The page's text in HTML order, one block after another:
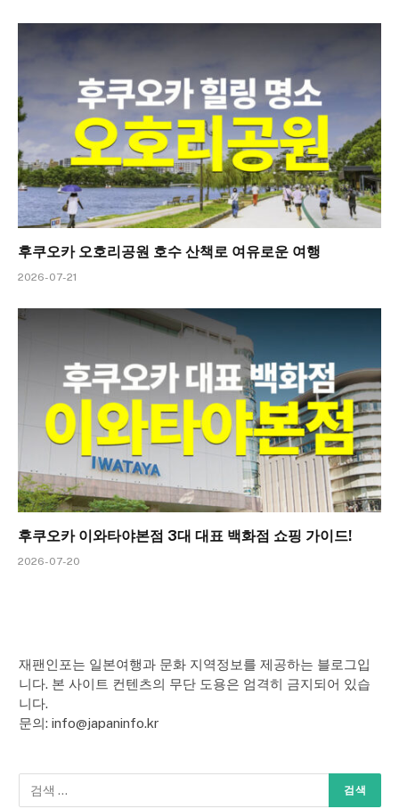
후쿠오카 오호리공원 호수 산책로 여유로운 여행
2026-07-21
후쿠오카 이와타야본점 3대 대표 백화점 쇼핑 가이드!
2026-07-20
재팬인포는 일본여행과 문화 지역정보를 제공하는 블로그입
니다. 본 사이트 컨텐츠의 무단 도용은 엄격히 금지되어 있습
니다.
문의: info@japaninfo.kr